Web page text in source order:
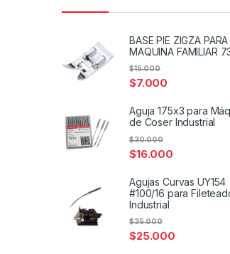
BASE PIE ZIGZA PARA
MAQUINA FAMILIAR
$7.000
$15.000
Aguja 175x3 para
de Coser Industrial
$16.000
$30.000
Agujas Curvas UY154
#100/16 para
Industrial
$25.000
$35.000